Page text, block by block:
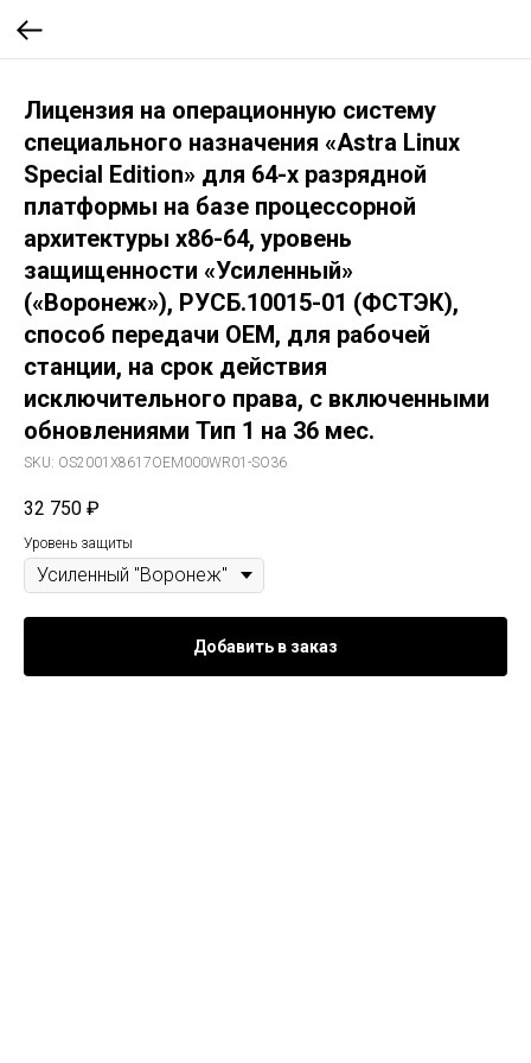
Лицензия на операционную систему
специального назначения «Astra Linux
Special Edition» для 64-х разрядной
платформы на базе процессорной
архитектуры х86-64, уровень
защищенности «Усиленный»
(«Воронеж»), РУСБ.10015-01 (ФСТЭК),
способ передачи OEM, для рабочей
станции, на срок действия
исключительного права, с включенными
обновлениями Тип 1 на 36 мес.
SKU: OS2001X8617OEM000WR01-SO36
32 750 ₽
Уровень защиты
Добавить в заказ